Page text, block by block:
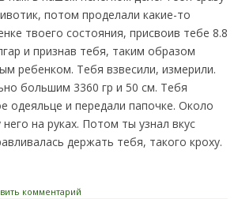
потом проделали какие-то
твоего состояния, присвоив тебе 8.8
и признав тебя, таким образом
ребенком. Тебя взвесили, измерили.
большим 3360 гр и 50 см. Тебя
одеяльце и передали папочке. Около
на руках. Потом ты узнал вкус
держать тебя, такого кроху.
комментарий